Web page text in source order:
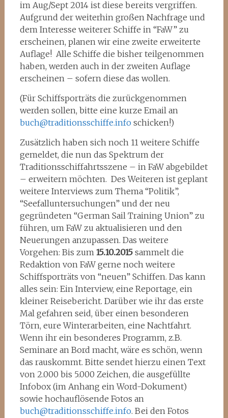
im Aug/Sept 2014 ist diese bereits vergriffen.
Aufgrund der weiterhin großen Nachfrage und
dem Interesse weiterer Schiffe in “FaW” zu
erscheinen, planen wir eine zweite erweiterte
Auflage! Alle Schiffe die bisher teilgenommen
haben, werden auch in der zweiten Auflage
erscheinen – sofern diese das wollen.
(Für Schiffsporträts die zurückgenommen
werden sollen, bitte eine kurze Email an
buch@traditionsschiffe.info schicken!)
Zusätzlich haben sich noch 11 weitere Schiffe
gemeldet, die nun das Spektrum der
Traditionsschiffahrtsszene – in FaW abgebildet
– erweitern möchten. Des Weiteren ist geplant
weitere Interviews zum Thema “Politik”,
“Seefalluntersuchungen” und der neu
gegründeten “German Sail Training Union” zu
führen, um FaW zu aktualisieren und den
Neuerungen anzupassen. Das weitere
Vorgehen: Bis zum 15.10.2015 sammelt die
Redaktion von FaW gerne noch weitere
Schiffsporträts von “neuen” Schiffen. Das kann
alles sein: Ein Interview, eine Reportage, ein
kleiner Reisebericht. Darüber wie ihr das erste
Mal gefahren seid, über einen besonderen
Törn, eure Winterarbeiten, eine Nachtfahrt.
Wenn ihr ein besonderes Programm, z.B.
Seminare an Bord macht, wäre es schön, wenn
das rauskommt. Bitte sendet hierzu einen Text
von 2.000 bis 5.000 Zeichen, die ausgefüllte
Infobox (im Anhang ein Word-Dokument)
sowie hochauflösende Fotos an
buch@traditionsschiffe.info. Bei den Fotos